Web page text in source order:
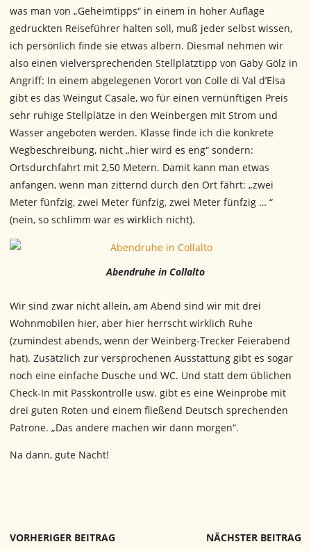
was man von „Geheimtipps“ in einem in hoher Auflage
gedruckten Reiseführer halten soll, muß jeder selbst wissen,
ich persönlich finde sie etwas albern. Diesmal nehmen wir
also einen vielversprechenden Stellplatztipp von Gaby Gölz in
Angriff: In einem abgelegenen Vorort von Colle di Val d’Elsa
gibt es das Weingut Casale, wo für einen vernünftigen Preis
sehr ruhige Stellplätze in den Weinbergen mit Strom und
Wasser angeboten werden. Klasse finde ich die konkrete
Wegbeschreibung, nicht „hier wird es eng“ sondern:
Ortsdurchfahrt mit 2,50 Metern. Damit kann man etwas
anfangen, wenn man zitternd durch den Ort fährt: „zwei
Meter fünfzig, zwei Meter fünfzig, zwei Meter fünfzig … “
(nein, so schlimm war es wirklich nicht).
Abendruhe in Collalto
Wir sind zwar nicht allein, am Abend sind wir mit drei
Wohnmobilen hier, aber hier herrscht wirklich Ruhe
(zumindest abends, wenn der Weinberg-Trecker Feierabend
hat). Zusätzlich zur versprochenen Ausstattung gibt es sogar
noch eine einfache Dusche und WC. Und statt dem üblichen
Check-In mit Passkontrolle usw. gibt es eine Weinprobe mit
drei guten Roten und einem fließend Deutsch sprechenden
Patrone. „Das andere machen wir dann morgen“.
Na dann, gute Nacht!
VORHERIGER BEITRAG NÄCHSTER BEITRAG